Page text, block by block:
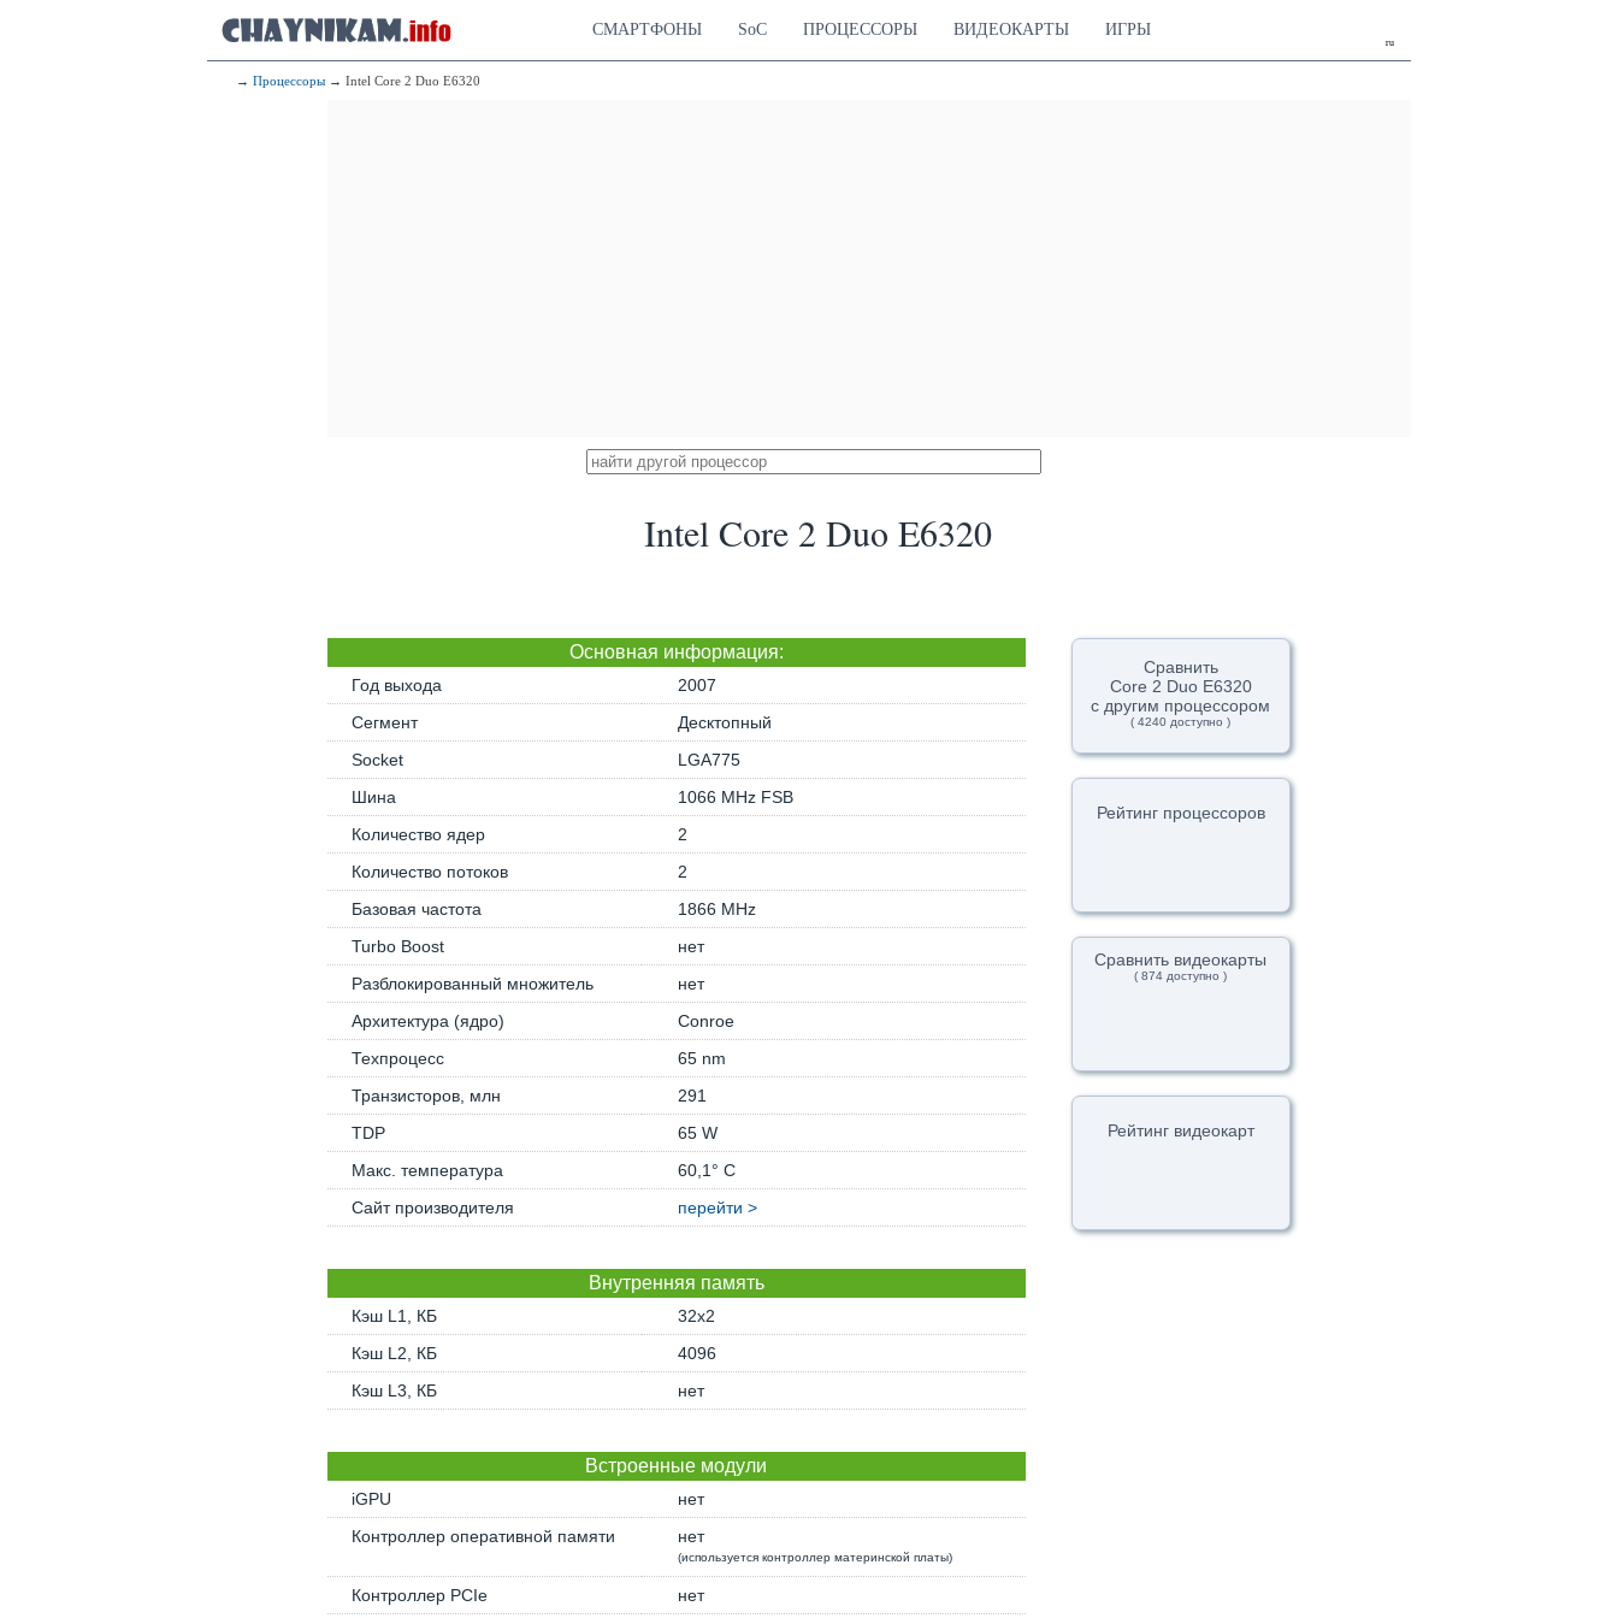
ru
СМАРТФОНЫ SoC ПРОЦЕССОРЫ ВИДЕОКАРТЫ ИГРЫ
→ Процессоры → Intel Core 2 Duo E6320
Intel Core 2 Duo E6320
Основная информация:
Год выхода
2007
Сегмент
Десктопный
Socket
LGA775
Шина
1066 MHz FSB
Количество ядер
2
Количество потоков
2
Базовая частота
1866 MHz
Turbo Boost
нет
Разблокированный множитель
нет
Архитектура (ядро)
Conroe
Техпроцесс
65 nm
Транзисторов, млн
291
TDP
65 W
Макс. температура
60,1° C
Сайт производителя
перейти >
Внутренняя память
Кэш L1, КБ
32x2
Кэш L2, КБ
4096
Кэш L3, КБ
нет
Встроенные модули
iGPU
нет
Контроллер оперативной памяти
нет
(используется контроллер материнской платы)
Контроллер PCIe
нет
Сравнить
Core 2 Duo E6320
с другим процессором
( 4240 доступно )
Рейтинг процессоров
Сравнить видеокарты
( 874 доступно )
Рейтинг видеокарт